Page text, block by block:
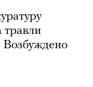
травли
Возбуждено